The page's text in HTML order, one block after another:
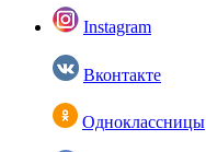
Instagram
Вконтакте
Одноклассницы